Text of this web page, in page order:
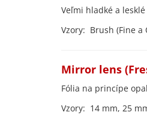
Veľmi hladké a
Vzory: Brush (Fine a
Fólia na princípe
Vzory: 14 mm, 25